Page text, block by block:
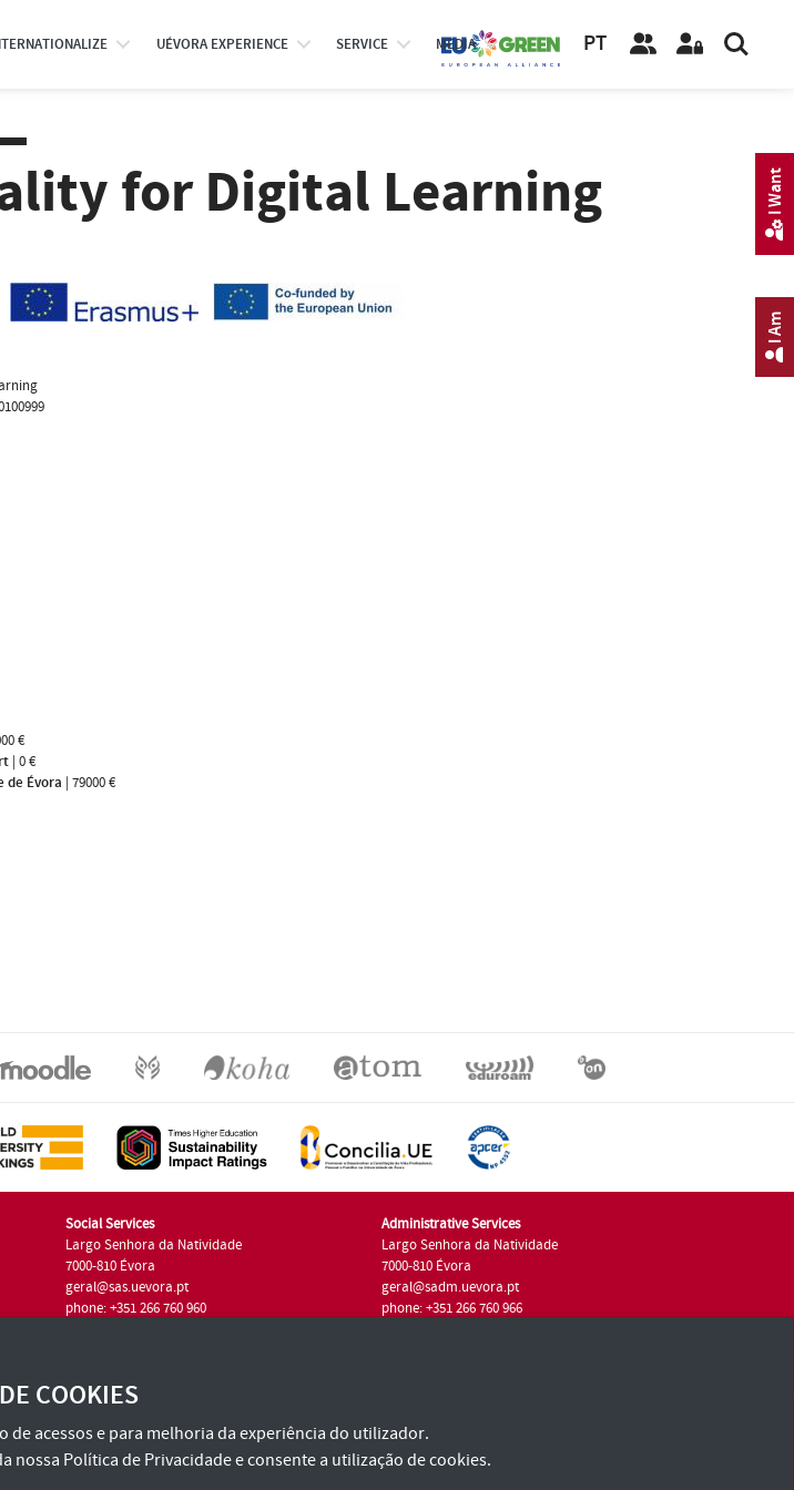
UÉVORA EXPERIENCE SERVICE MEDIA PT
for Digital Learning
€
| 0 €
de Évora | 79000 €
Social Services
Largo Senhora da Natividade
7000-810 Évora
geral@sas.uevora.pt
phone: +351 266 760 960
Administrative Services
Largo Senhora da Natividade
7000-810 Évora
geral@sadm.uevora.pt
phone: +351 266 760 966
I Am
I Want
COOKIES
acessos e para melhoria da experiência do utilizador.
nossa Política de Privacidadee consente a utilização de cookies.